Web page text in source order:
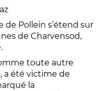
de Pollein s’étend sur
de Charvensod,
toute autre
a été victime de
la